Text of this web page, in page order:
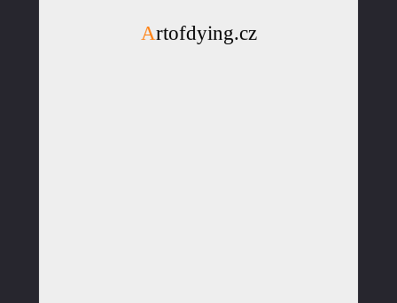
Artofdying.cz